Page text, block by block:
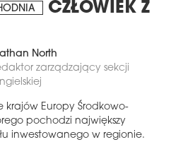
CZŁOWIEK Z
North
zarządzający sekcji
krajów Europy Środkowo-
pochodzi największy
inwestowanego w regionie.